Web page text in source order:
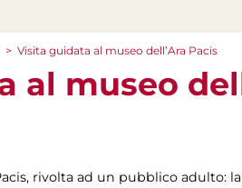
> Visita guidata al museo dell’Ara Pacis
al museo
rivolta ad un pubblico adulto: